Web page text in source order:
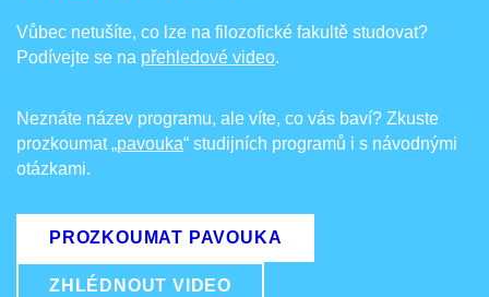
Vůbec netušíte, co lze na filozofické fakultě studovat?
Podívejte se na přehledové video.
Neznáte název programu, ale víte, co vás baví? Zkuste
prozkoumat„pavouka“ studijních programů i s návodnými
otázkami.
PROZKOUMAT PAVOUKA
ZHLÉDNOUT VIDEO